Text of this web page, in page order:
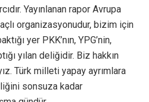
Yayınlanan rapor Avrupa
organizasyonudur, bizim için
yer PKK’nın, YPG’nin,
yılan deliğidir. Biz hakkın
Türk milleti yapay ayrımlara
sonsuza kadar